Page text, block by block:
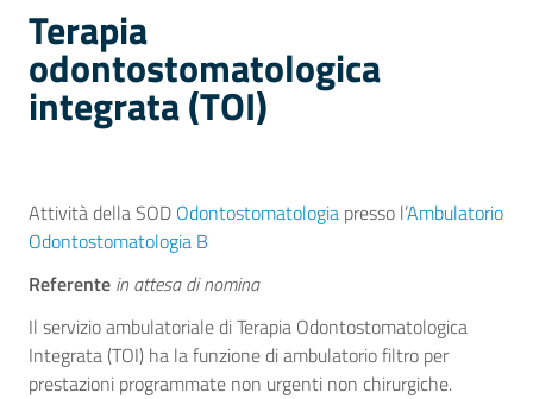
Terapia
odontostomatologica
integrata (TOI)
Attività della SOD Odontostomatologia presso l’Ambulatorio
Odontostomatologia B
Referente in attesa di nomina
Il servizio ambulatoriale di Terapia Odontostomatologica
Integrata (TOI) ha la funzione di ambulatorio filtro per
prestazioni programmate non urgenti non chirurgiche.